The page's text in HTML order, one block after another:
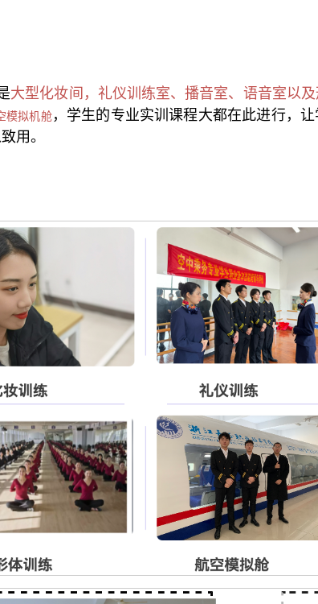
大型化妆间，礼仪训练室、播音室、语音室以
模拟机舱，学生的专业实训课程大都在此进行，
用。